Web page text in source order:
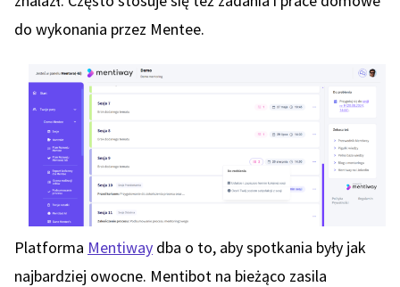
do wykonania przez Mentee.
Platforma Mentiway dba o to, aby spotkania były jak
najbardziej owocne. Mentibot na bieżąco zasila